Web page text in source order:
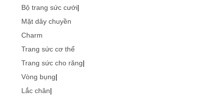
Bộ trang sức cưới|
Mặt dây chuyền
Charm
Trang sức cơ thể
Trang sức cho răng|
Vòng bụng|
Lắc chân|